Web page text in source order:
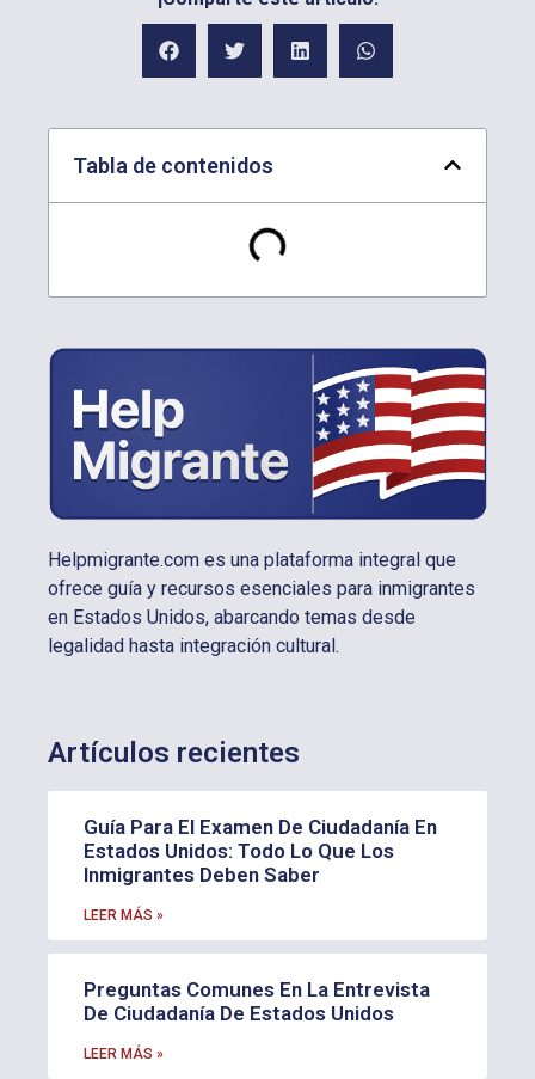
Tabla de contenidos
Helpmigrante.com es una plataforma integral que
ofrece guía y recursos esenciales para inmigrantes
en Estados Unidos, abarcando temas desde
legalidad hasta integración cultural.
Artículos recientes
Guía Para El Examen De Ciudadanía En
Estados Unidos: Todo Lo Que Los
Inmigrantes Deben Saber
LEER MÁS »
Preguntas Comunes En La Entrevista
De Ciudadanía De Estados Unidos
LEER MÁS »